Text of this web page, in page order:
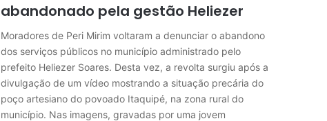
abandonado pela gestão Heliezer
Moradores de Peri Mirim voltaram a denunciar o abandono
dos serviços públicos no município administrado pelo
prefeito Heliezer Soares. Desta vez, a revolta surgiu após a
divulgação de um vídeo mostrando a situação precária do
poço artesiano do povoado Itaquipé, na zona rural do
município. Nas imagens, gravadas por uma jovem